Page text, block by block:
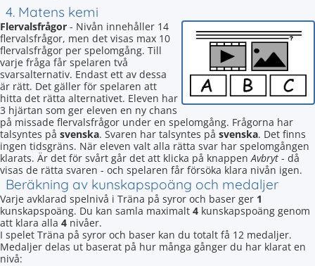
4. Matens kemi
Flervalsfrågor - Nivån innehåller 14
flervalsfrågor, men det visas max 10
flervalsfrågor per spelomgång. Till
varje fråga får spelaren två
svarsalternativ. Endast ett av dessa
är rätt. Det gäller för spelaren att
hitta det rätta alternativet. Eleven har
3 hjärtan som ger eleven en ny chans
på missade flervalsfrågor under en spelomgång. Frågorna har
talsyntes på svenska. Svaren har talsyntes på svenska. Det finns
ingen tidsgräns. När eleven valt alla rätta svar har spelomgången
klarats. Är det för svårt går det att klicka på knappenAvbryt - då
visas de rätta svaren - och spelaren får försöka klara nivån igen.
Beräkning av kunskapspoäng och medaljer
Varje avklarad spelnivå i Träna på syror och baser ger 1
kunskapspoäng. Du kan samla maximalt 4 kunskapspoäng genom
att klara alla 4 nivåer.
I spelet Träna på syror och baser kan du totalt få 12 medaljer.
Medaljer delas ut baserat på hur många gånger du har klarat en
nivå: